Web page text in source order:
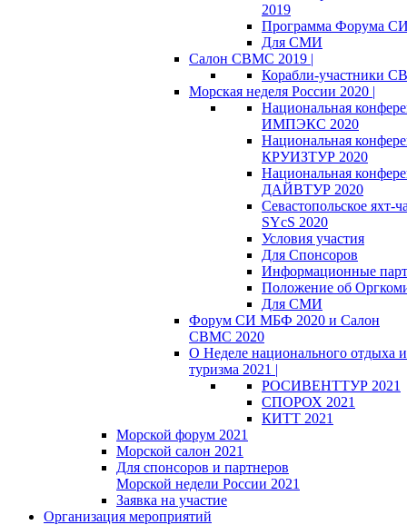
2019
Программа Форума
Для СМИ
Салон СВМС 2019 |
Корабли-участники
Морская неделя России 2020 |
Национальная
ИМПЭКС 2020
Национальная
КРУИЗТУР 2020
Национальная
ДАЙВТУР 2020
Севастопольское яхт-
SYcS 2020
Условия участия
Для Спонсоров
Информационные
Положение об
Для СМИ
Форум СИ МБФ 2020 и Салон
СВМС 2020
О Неделе национального отдыха и
туризма 2021 |
РОСИВЕНТТУР 2021
СПОРОХ 2021
КИТТ 2021
Морской форум 2021
Морской салон 2021
Для спонсоров и партнеров
Морской недели России 2021
Заявка на участие
Организация мероприятий